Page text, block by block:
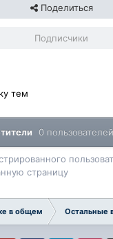
Поделиться
Подписчики
тем
0
страницу
в общем Остальные